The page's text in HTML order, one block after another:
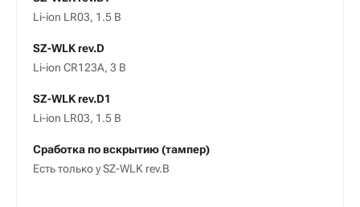
Li-ion LR03, 1.5 В
SZ-WLK rev.D
Li-ion CR123A, 3 В
SZ-WLK rev.D1
Li-ion LR03, 1.5 В
Сработка по вскрытию (тампер)
Есть только у SZ-WLK rev.B